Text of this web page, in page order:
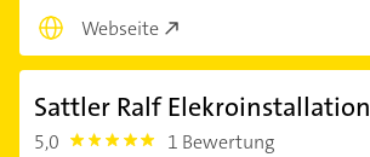
Webseite
Sattler Ralf Elekroinstallation
5,0 5.0 1 Bewertung